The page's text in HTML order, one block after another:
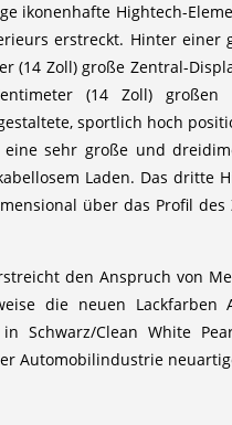
Hightech-
erstreckt. Hinter einer
(14 Zoll) große Zentral-
(14 Zoll)
sportlich hoch
sehr große und
Laden. Das dritte
über das Profil
den Anspruch von
die neuen
Schwarz/Clean White
Automobilindustrie